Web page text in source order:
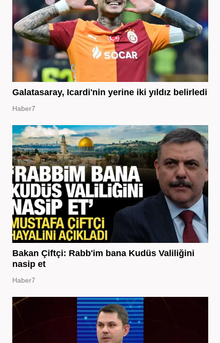
Galatasaray, Icardi'nin yerine iki yıldız belirledi
Haber7
Bakan Çiftçi: Rabb'im bana Kudüs Valiliğini
nasip et
Haber7